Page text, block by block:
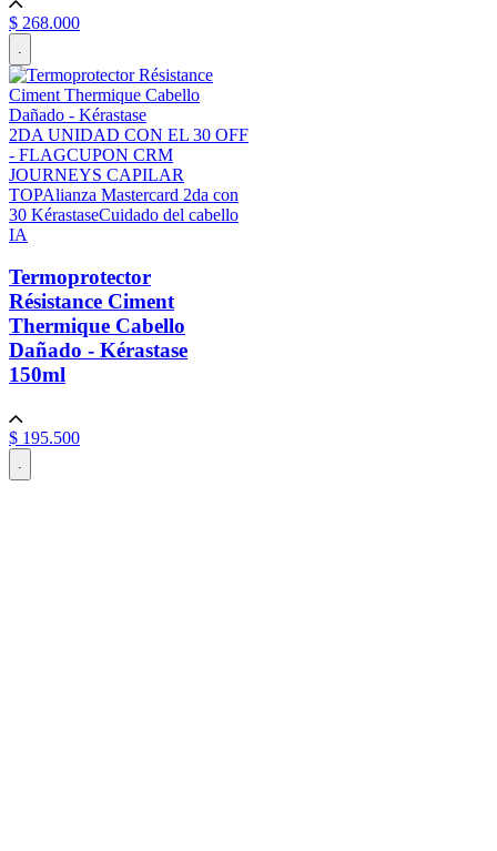
$ 268.000
.
2DA UNIDAD CON EL 30 OFF
- FLAGCUPON CRM
JOURNEYS CAPILAR
TOPAlianza Mastercard 2da con
30 KérastaseCuidado del cabello
IA
Termoprotector
Résistance Ciment
Thermique Cabello
Dañado - Kérastase
150ml
$ 195.500
.